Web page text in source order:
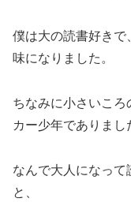
僕は大の読書好きで
味になりました。
ちなみに小さいころ
カー少年でありまし
なんで大人になっ
と、